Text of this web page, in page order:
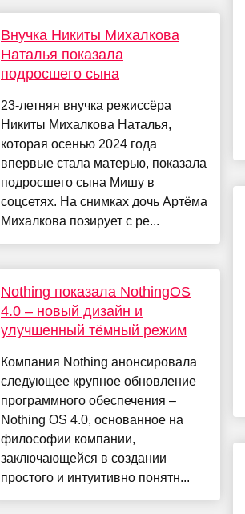
Внучка Никиты Михалкова
Наталья показала
подросшего сына
23-летняя внучка режиссёра
Никиты Михалкова Наталья,
которая осенью 2024 года
впервые стала матерью, показала
подросшего сына Мишу в
соцсетях. На снимках дочь Артёма
Михалкова позирует с ре...
Nothing показала NothingOS
4.0 – новый дизайн и
улучшенный тёмный режим
Компания Nothing анонсировала
следующее крупное обновление
программного обеспечения –
Nothing OS 4.0, основанное на
философии компании,
заключающейся в создании
простого и интуитивно понятн...